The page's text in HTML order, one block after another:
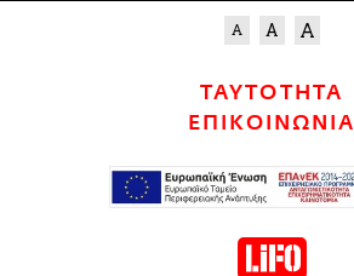
ΤΑΥΤΟΤΗΤΑ
ΕΠΙΚΟΙΝΩΝΙΑ